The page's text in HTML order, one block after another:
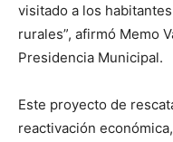
visitado a los
rurales”, afirmó Memo
Presidencia Municipal.
Este proyecto de
reactivación